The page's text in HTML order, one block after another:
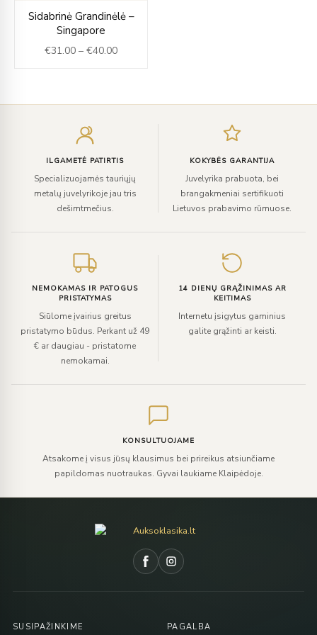
Sidabrinė Grandinėlė –
Singapore
€31.00 – €40.00
range:
through
ILGAMETĖ PATIRTIS
Specializuojamės tauriųjų
metalų juvelyrikoje jau tris
dešimtmečius.
KOKYBĖS GARANTIJA
Juvelyrika prabuota, bei
brangakmeniai sertifikuoti
Lietuvos prabavimo rūmuose.
NEMOKAMAS IR PATOGUS
PRISTATYMAS
Siūlome įvairius greitus
pristatymo būdus. Perkant už 49
€ ar daugiau - pristatome
nemokamai.
14 DIENŲ GRĄŽINIMAS AR
KEITIMAS
Internetu įsigytus gaminius
galite grąžinti ar keisti.
KONSULTUOJAME
Atsakome į visus jūsų klausimus bei prireikus atsiunčiame
papildomas nuotraukas. Gyvai laukiame Klaipėdoje.
SUSIPAŽINKIME PAGALBA